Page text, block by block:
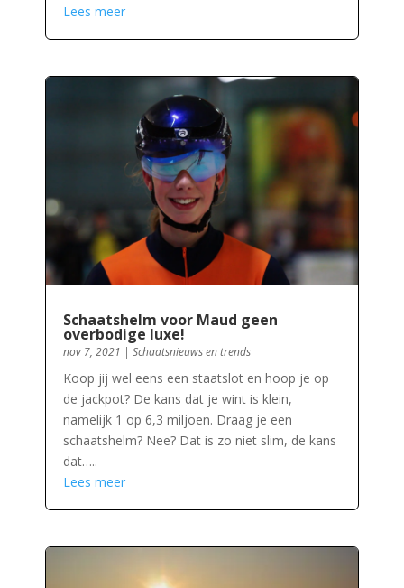
Lees meer
Schaatshelm voor Maud geen
overbodige luxe!
nov 7, 2021 | Schaatsnieuws en trends
Koop jij wel eens een staatslot en hoop je op
de jackpot? De kans dat je wint is klein,
namelijk 1 op 6,3 miljoen. Draag je een
schaatshelm? Nee? Dat is zo niet slim, de kans
dat…..
Lees meer